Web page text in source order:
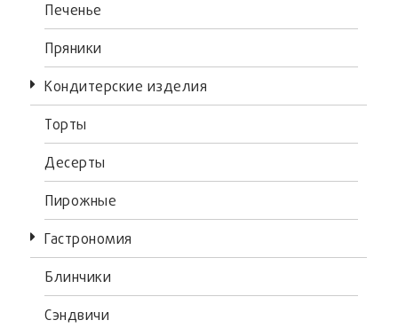
Печенье
Пряники
Кондитерские изделия
Торты
Десерты
Пирожные
Гастрономия
Блинчики
Сэндвичи